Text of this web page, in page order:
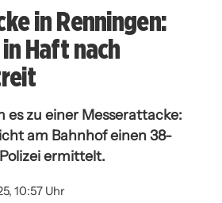
in Renningen:
Haft nach
es zu einer Messerattacke:
am Bahnhof einen 38-
ermittelt.
10:57 Uhr